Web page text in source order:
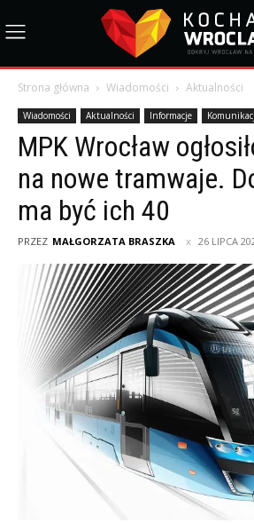
Strona główna Wiadomości Aktualności
Wiadomości Aktualności Informacje
MPK Wrocław
na nowe tramwaje.
ma być ich 40
PRZEZ MAŁGORZATA BRASZKA 26 LIPCA